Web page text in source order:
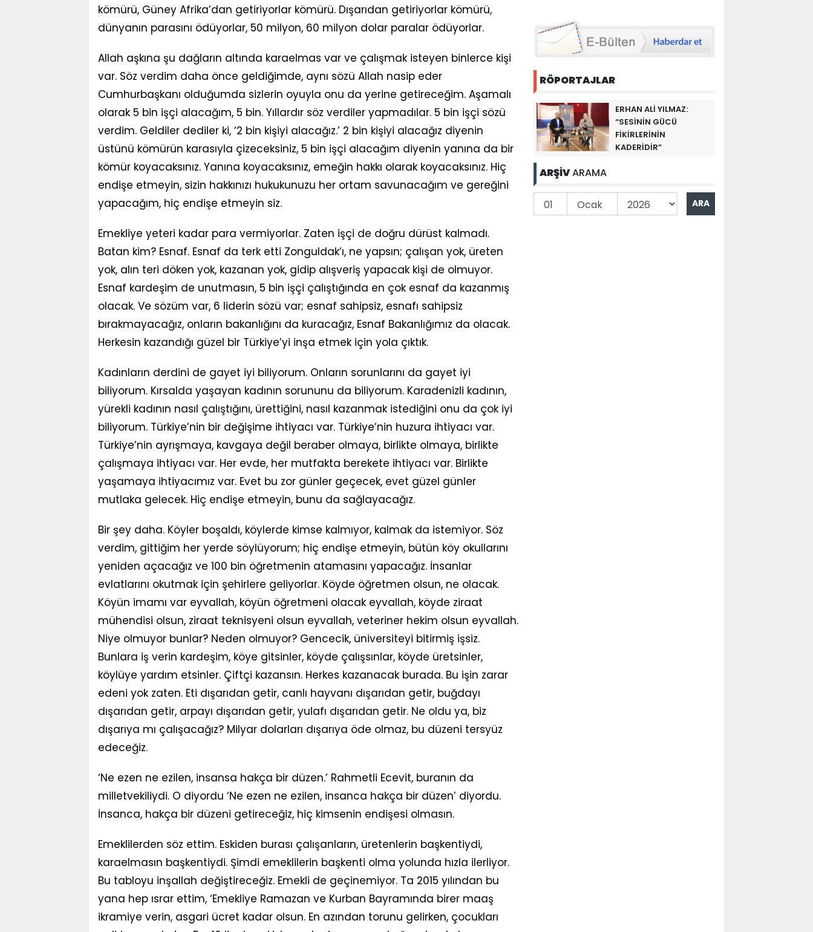
kömürü, Güney Afrika’dan getiriyorlar kömürü. Dışarıdan getiriyorlar kömürü,
dünyanın parasını ödüyorlar, 50 milyon, 60 milyon dolar paralar ödüyorlar.
Allah aşkına şu dağların altında karaelmas var ve çalışmak isteyen binlerce kişi
var. Söz verdim daha önce geldiğimde, aynı sözü Allah nasip eder
Cumhurbaşkanı olduğumda sizlerin oyuyla onu da yerine getireceğim. Aşamalı
olarak 5 bin işçi alacağım, 5 bin. Yıllardır söz verdiler yapmadılar. 5 bin işçi sözü
verdim. Geldiler dediler ki, ‘2 bin kişiyi alacağız.’ 2 bin kişiyi alacağız diyenin
üstünü kömürün karasıyla çizeceksiniz, 5 bin işçi alacağım diyenin yanına da bir
kömür koyacaksınız. Yanına koyacaksınız, emeğin hakkı olarak koyacaksınız. Hiç
endişe etmeyin, sizin hakkınızı hukukunuzu her ortam savunacağım ve gereğini
yapacağım, hiç endişe etmeyin siz.
Emekliye yeteri kadar para vermiyorlar. Zaten işçi de doğru dürüst kalmadı.
Batan kim? Esnaf. Esnaf da terk etti Zonguldak’ı, ne yapsın; çalışan yok, üreten
yok, alın teri döken yok, kazanan yok, gidip alışveriş yapacak kişi de olmuyor.
Esnaf kardeşim de unutmasın, 5 bin işçi çalıştığında en çok esnaf da kazanmış
olacak. Ve sözüm var, 6 liderin sözü var; esnaf sahipsiz, esnafı sahipsiz
bırakmayacağız, onların bakanlığını da kuracağız, Esnaf Bakanlığımız da olacak.
Herkesin kazandığı güzel bir Türkiye’yi inşa etmek için yola çıktık.
Kadınların derdini de gayet iyi biliyorum. Onların sorunlarını da gayet iyi
biliyorum. Kırsalda yaşayan kadının sorununu da biliyorum. Karadenizli kadının,
yürekli kadının nasıl çalıştığını, ürettiğini, nasıl kazanmak istediğini onu da çok iyi
biliyorum. Türkiye’nin bir değişime ihtiyacı var. Türkiye’nin huzura ihtiyacı var.
Türkiye’nin ayrışmaya, kavgaya değil beraber olmaya, birlikte olmaya, birlikte
çalışmaya ihtiyacı var. Her evde, her mutfakta berekete ihtiyacı var. Birlikte
yaşamaya ihtiyacımız var. Evet bu zor günler geçecek, evet güzel günler
mutlaka gelecek. Hiç endişe etmeyin, bunu da sağlayacağız.
Bir şey daha. Köyler boşaldı, köylerde kimse kalmıyor, kalmak da istemiyor. Söz
verdim, gittiğim her yerde söylüyorum; hiç endişe etmeyin, bütün köy okullarını
yeniden açacağız ve 100 bin öğretmenin atamasını yapacağız. İnsanlar
evlatlarını okutmak için şehirlere geliyorlar. Köyde öğretmen olsun, ne olacak.
Köyün imamı var eyvallah, köyün öğretmeni olacak eyvallah, köyde ziraat
mühendisi olsun, ziraat teknisyeni olsun eyvallah, veteriner hekim olsun eyvallah.
Niye olmuyor bunlar? Neden olmuyor? Gencecik, üniversiteyi bitirmiş işsiz.
Bunlara iş verin kardeşim, köye gitsinler, köyde çalışsınlar, köyde üretsinler,
köylüye yardım etsinler. Çiftçi kazansın. Herkes kazanacak burada. Bu işin zarar
edeni yok zaten. Eti dışarıdan getir, canlı hayvanı dışarıdan getir, buğdayı
dışarıdan getir, arpayı dışarıdan getir, yulafı dışarıdan getir. Ne oldu ya, biz
dışarıya mı çalışacağız? Milyar dolarları dışarıya öde olmaz, bu düzeni tersyüz
edeceğiz.
‘Ne ezen ne ezilen, insansa hakça bir düzen.’ Rahmetli Ecevit, buranın da
milletvekiliydi. O diyordu ‘Ne ezen ne ezilen, insanca hakça bir düzen’ diyordu.
İnsanca, hakça bir düzeni getireceğiz, hiç kimsenin endişesi olmasın.
Emeklilerden söz ettim. Eskiden burası çalışanların, üretenlerin başkentiydi,
karaelmasın başkentiydi. Şimdi emeklilerin başkenti olma yolunda hızla ilerliyor.
Bu tabloyu inşallah değiştireceğiz. Emekli de geçinemiyor. Ta 2015 yılından bu
yana hep ısrar ettim, ‘Emekliye Ramazan ve Kurban Bayramında birer maaş
ikramiye verin, asgari ücret kadar olsun. En azından torunu gelirken, çocukları
RÖPORTAJLAR
ERHAN ALİ YILMAZ:
“SESİNİN GÜCÜ
FİKİRLERİNİN
KADERİDİR”
ARŞİVARAMA